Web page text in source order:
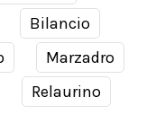
Bilancio
Marzadro
Relaurino